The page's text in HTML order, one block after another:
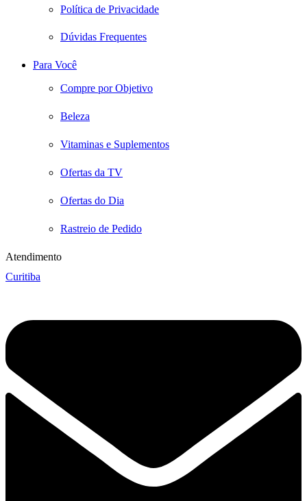
Política de Privacidade
Dúvidas Frequentes
Para Você
Compre por Objetivo
Beleza
Vitaminas e Suplementos
Ofertas da TV
Ofertas do Dia
Rastreio de Pedido
Atendimento
Curitiba